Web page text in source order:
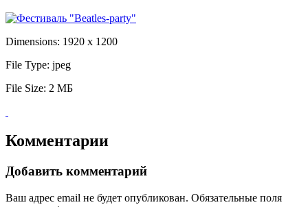
Dimensions: 1920 x 1200
File Type: jpeg
File Size: 2 МБ
Комментарии
Добавить комментарий
Ваш адрес email не будет опубликован. Обязательные поля